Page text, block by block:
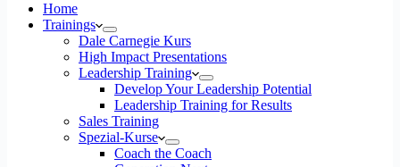
Home
Trainings
Dale Carnegie Kurs
High Impact Presentations
Leadership Training
Develop Your Leadership Potential
Leadership Training for Results
Sales Training
Spezial-Kurse
Coach the Coach